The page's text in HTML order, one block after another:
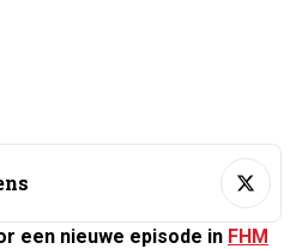
een nieuwe episode in FHM